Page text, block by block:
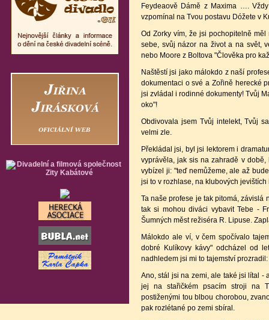
Feydeaově Dámě z Maxima ….
vzpomínal na Tvou postavu Dóžete v
Od Zorky vím, že jsi pochopitelně
sebe, svůj názor na život a na svět,
nebo Moore z Boltova "Člověka pro
Naštěstí jsi jako málokdo z naší
dokumentaci o své a Zořině herecké
jsi zvládal i rodinné dokumenty! Tvůj
oko"!
Obdivovala jsem Tvůj intelekt, Tvůj
velmi zle.
Překládal jsi, byl jsi lektorem i
vyprávěla, jak sis na zahradě v
vybízel ji: "teď nemůžeme, ale až
jsi to v rozhlase, na klubových jevištích
Ta naše profese je tak pitomá, závislá
tak si mohou diváci vybavit Tebe -
Šumných měst režiséra R. Lipuse.
Málokdo ale ví, v čem spočívalo
dobré Kulíkovy kávy" odcházel od
nadhledem jsi mi to tajemství
Ano, stál jsi na zemi, ale také jsi lítal -
jej na stařičkém psacím stroji na
postiženými tou blbou chorobou,
pak rozlétané po zemi sbíral.